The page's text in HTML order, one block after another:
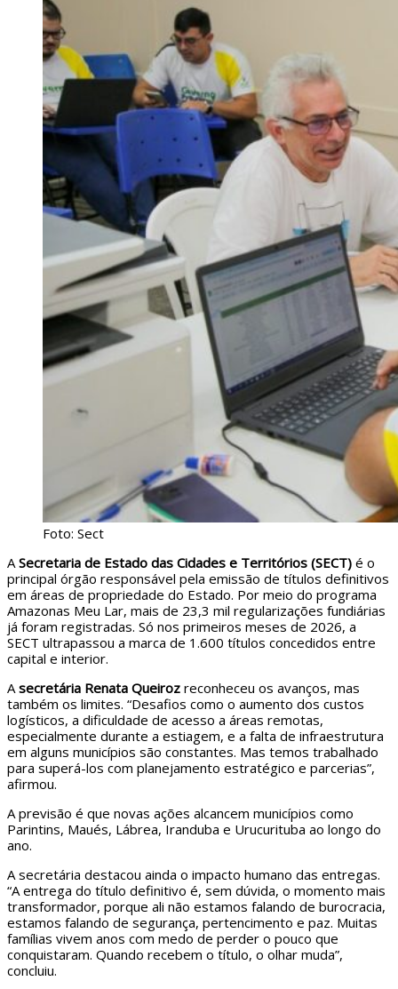
Foto: Sect
A Secretaria de Estado das Cidades e Territórios (SECT) é o
principal órgão responsável pela emissão de títulos definitivos
em áreas de propriedade do Estado. Por meio do programa
Amazonas Meu Lar, mais de 23,3 mil regularizações fundiárias
já foram registradas. Só nos primeiros meses de 2026, a
SECT ultrapassou a marca de 1.600 títulos concedidos entre
capital e interior.
A secretária Renata Queiroz reconheceu os avanços, mas
também os limites. “Desafios como o aumento dos custos
logísticos, a dificuldade de acesso a áreas remotas,
especialmente durante a estiagem, e a falta de infraestrutura
em alguns municípios são constantes. Mas temos trabalhado
para superá-los com planejamento estratégico e parcerias”,
afirmou.
A previsão é que novas ações alcancem municípios como
Parintins, Maués, Lábrea, Iranduba e Urucurituba ao longo do
ano.
A secretária destacou ainda o impacto humano das entregas.
“A entrega do título definitivo é, sem dúvida, o momento mais
transformador, porque ali não estamos falando de burocracia,
estamos falando de segurança, pertencimento e paz. Muitas
famílias vivem anos com medo de perder o pouco que
conquistaram. Quando recebem o título, o olhar muda”,
concluiu.